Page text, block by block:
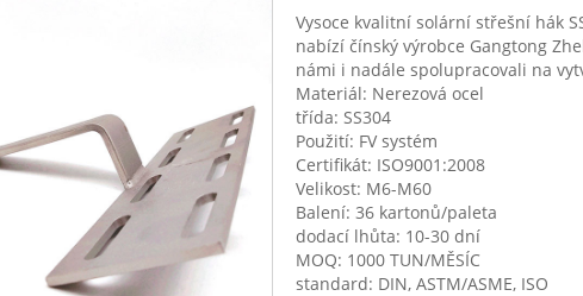
Vysoce kvalitní solární střešní hák
nabízí čínský výrobce Gangtong
námi i nadále spolupracovali na
Materiál: Nerezová ocel
třída: SS304
Použití: FV systém
Certifikát: ISO9001:2008
Velikost: M6-M60
Balení: 36 kartonů/paleta
dodací lhůta: 10-30 dní
MOQ: 1000 TUN/MĚSÍC
standard: DIN, ASTM/ASME, ISO